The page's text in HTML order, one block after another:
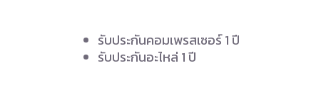
รับประกันคอมเพรสเซอร์ 1 ปี
รับประกันอะไหล่ 1 ปี